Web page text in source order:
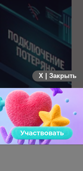
не могут
X | Закрыть